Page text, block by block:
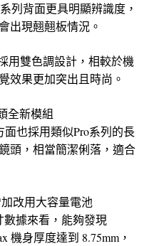
列背面更具明顯辨識度，
出現翹翹板情況。
用雙色調設計，相較於機
效果更加突出且時尚。
全新模組
面也採用類似Pro系列的長
頭，相當簡潔俐落，適合
改用大容量電池
數據來看，能夠發現
機身厚度達到 8.75mm，